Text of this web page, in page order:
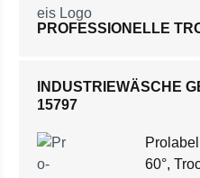
PROFESSIONELLE
INDUSTRIEWÄSCHE
15797
60°,